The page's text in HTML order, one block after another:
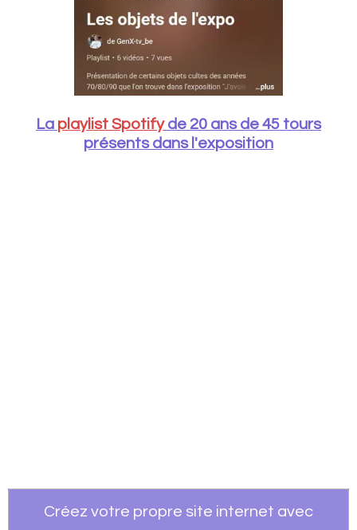
La playlist Spotifyde 20 ans de 45 tours
présents dans l'exposition
Créez votre propre site internet avec